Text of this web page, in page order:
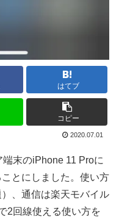
はてブ
コピー
2020.07.01
末のiPhone 11 Proに
とにしました。使い方
、通信は楽天モバイル
2回線使える使い方を